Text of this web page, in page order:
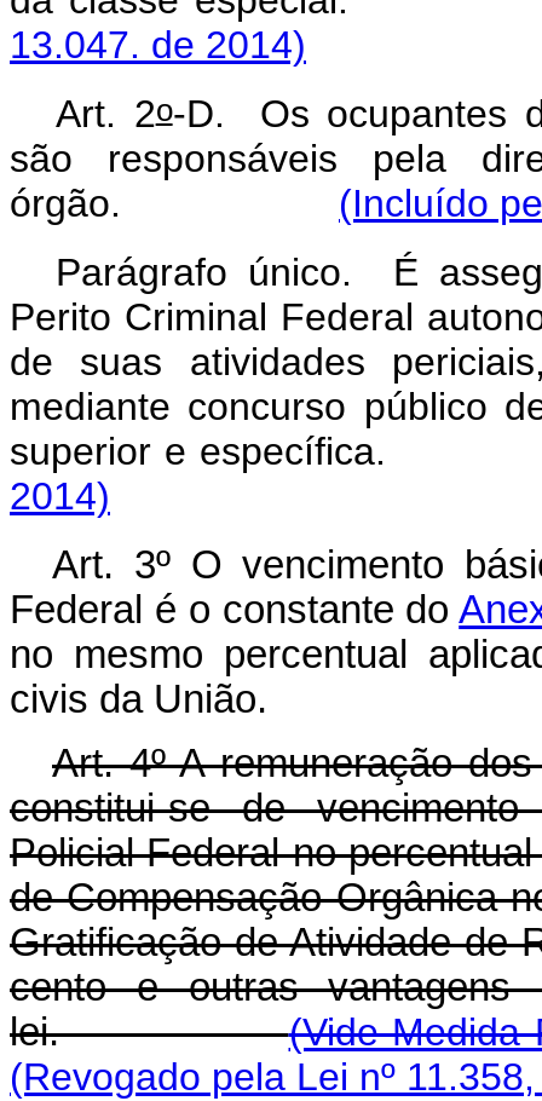
13.047. de 2014)
Art. 2o-D. Os ocupantes
são responsáveis pela
órgão. (Incluído
Parágrafo único. É
Perito Criminal Federal
de suas atividades
mediante concurso público
superior e
2014)
Art. 3º O vencimento
Federal é o constante do
no mesmo percentual
civis da União.
Art. 4º A remuneração
constitui-se de
Policial Federal no
de Compensação Orgânica
Gratificação de Atividade de
cento e outras vantagens
lei.(Vide Medida
(Revogado pela Lei nº